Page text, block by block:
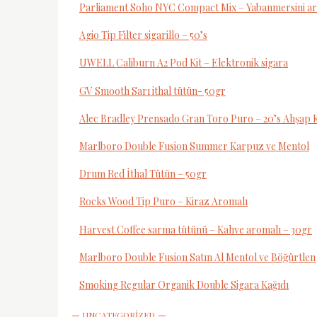
Parliament Soho NYC Compact Mix – Yabanmersini
Agio Tip Filter sigarillo – 50’s
UWELL Caliburn A2 Pod Kit – Elektronik sigara
GV Smooth Sarı ithal tütün- 50gr
Alec Bradley Prensado Gran Toro Puro – 20’s Ahşap
Marlboro Double Fusion Summer Karpuz ve Mentol
Drum Red İthal Tütün – 50gr
Rocks Wood Tip Puro – Kiraz Aromalı
Harvest Coffee sarma tütünü – Kahve aromalı – 30gr
Marlboro Double Fusion Satın Al Mentol ve Böğürtlen
Smoking Regular Organik Double Sigara Kağıdı